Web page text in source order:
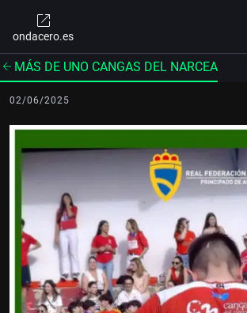
ondacero.es
MÁS DE UNO CANGAS DEL NARCEA
02/06/2025